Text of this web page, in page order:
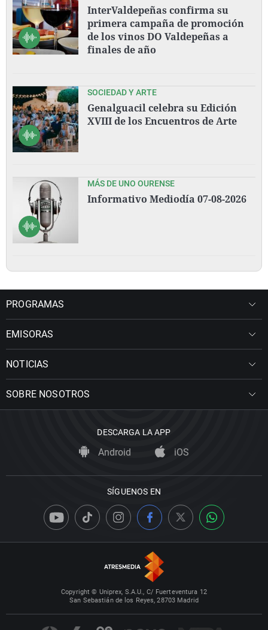
InterValdepeñas confirma su
primera campaña de promoción
de los vinos DO Valdepeñas a
finales de año
SOCIEDAD Y ARTE
Genalguacil celebra su Edición
XVIII de los Encuentros de Arte
MÁS DE UNO OURENSE
Informativo Mediodía 07-08-2026
PROGRAMAS
EMISORAS
NOTICIAS
SOBRE NOSOTROS
DESCARGA LA APP
Android iOS
SÍGUENOS EN
Copyright © Uniprex, S.A.U., C/ Fuerteventura 12
San Sebastián de los Reyes, 28703 Madrid